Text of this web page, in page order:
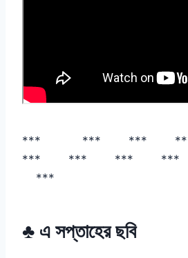
*** *** ***
*** *** ***
***
♣ এ সপ্তাহের ছবি